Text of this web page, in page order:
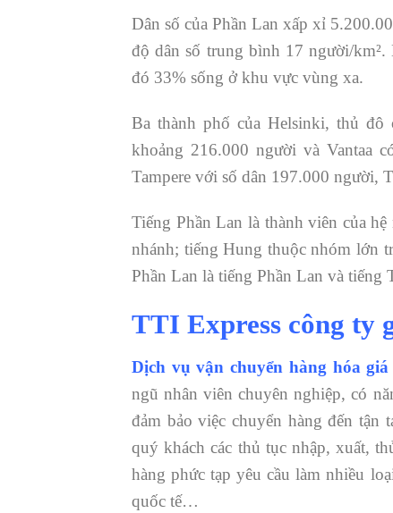
Dân số của Phần Lan xấp xỉ
độ dân số trung bình 17 người/
đó 33% sống ở khu vực vùng xa.
Ba thành phố của Helsinki, thủ đô
khoảng 216.000 người và Vantaa
Tampere với số dân 197.000 người,
Tiếng Phần Lan là thành viên của
nhánh; tiếng Hung thuộc nhóm lớn
Phần Lan là tiếng Phần Lan và
TTI Express công ty
Dịch vụ vận chuyển hàng hóa
ngũ nhân viên chuyên nghiệp, có
đảm bảo việc chuyển hàng đến tận
quý khách các thủ tục nhập, xuất,
hàng phức tạp yêu cầu làm nhiều
quốc tế…